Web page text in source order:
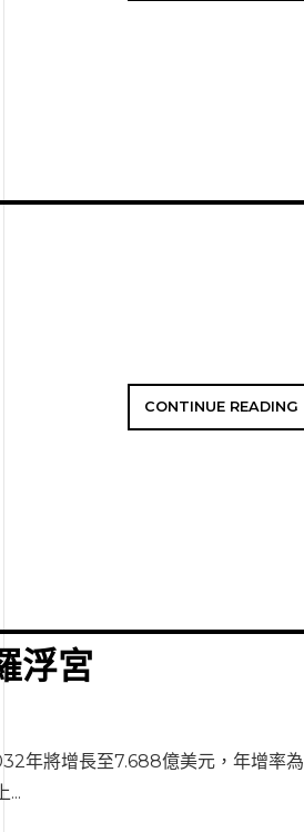
CONTINUE READING
浮宮
年將增長至7.688億美元，年增率為
...